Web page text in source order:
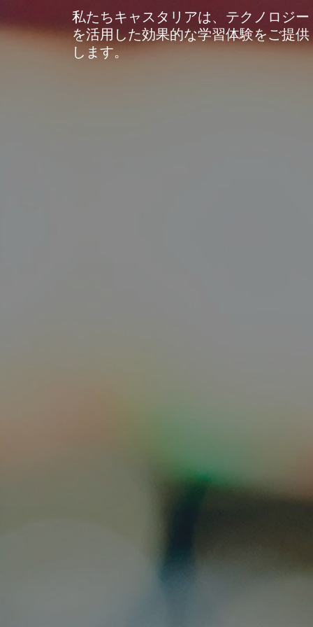
私たちキャスタリアは、テクノロジー
を活用した効果的な学習体験をご提供
します。